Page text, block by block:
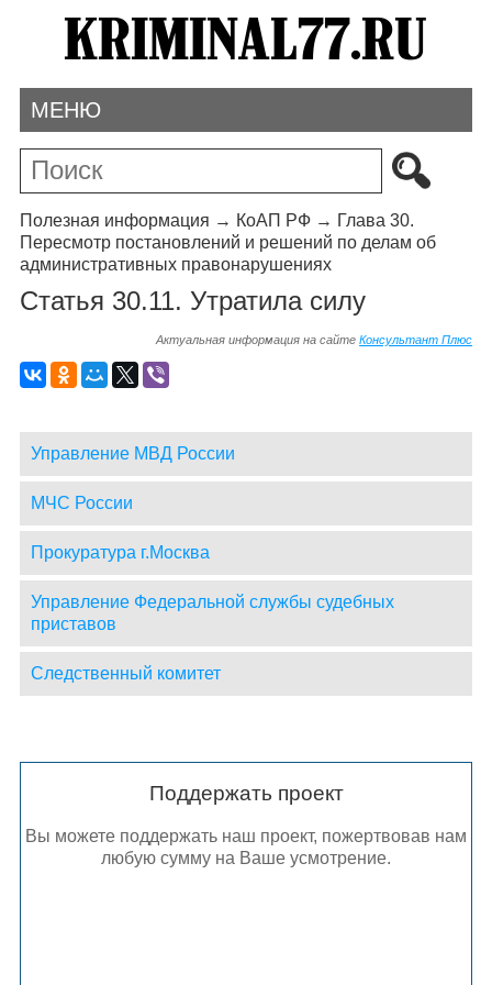
МЕНЮ
Полезная информация → КоАП РФ→ Глава 30.
Пересмотр постановлений и решений по делам об
административных правонарушениях
Статья 30.11. Утратила силу
Актуальная информация на сайтеКонсультант Плюс
Управление МВД России
МЧС России
Прокуратура г.Москва
Управление Федеральной службы судебных
приставов
Следственный комитет
Поддержать проект
Вы можете поддержать наш проект, пожертвовав нам
любую сумму на Ваше усмотрение.